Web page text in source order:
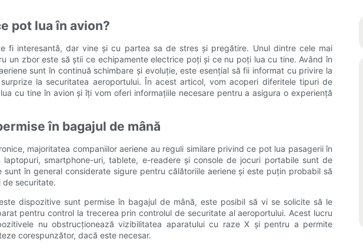
pot lua în avion?
fi interesantă, dar vine și cu partea sa de stres și pregătire. Unul dintre cele mai
un zbor este să știi ce echipamente electrice poți și ce nu poți lua cu tine. Având în
sunt în continuă schimbare și evoluție, este esențial să fii informat cu privire la
la securitatea aeroportului. În acest articol, vom acoperi diferitele tipuri de
cu tine în avion și îți vom oferi informațiile necesare pentru a asigura o experiență
în bagajul de mână
majoritatea companiilor aeriene au reguli similare privind ce pot lua pasagerii în
smartphone-uri, tablete, e-readere și console de jocuri portabile sunt de
în general considerate sigure pentru călătoriile aeriene și este puțin probabil să
de securitate.
dispozitive sunt permise în bagajul de mână, este posibil să vi se solicite să le
pentru control la trecerea prin controlul de securitate al aeroportului. Acest lucru
nu obstrucționează vizibilitatea aparatului cu raze X și pentru a permite
corespunzător, dacă este necesar.